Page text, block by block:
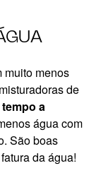
muito menos
de
a
água com
São boas
da água!